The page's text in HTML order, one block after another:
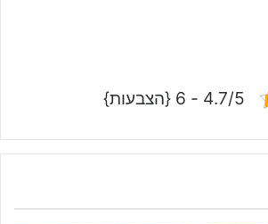
4.7/5 - 6 {הצבעות}